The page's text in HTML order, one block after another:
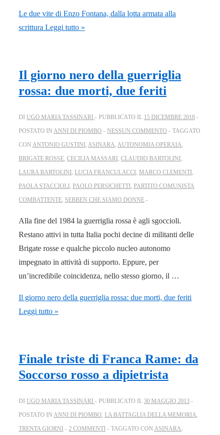
Le due vite di Enzo Fontana, dalla lotta armata alla
scrittura Leggi tutto »
Il giorno nero della guerriglia
rossa: due morti, due feriti
DI UGO MARIA TASSINARI PUBBLICATO IL 15 DICEMBRE 2018
POSTATO IN ANNI DI PIOMBO NESSUN COMMENTO
TAGGATO
CON ANTONIO GUSTINI ASINARA AUTONOMIA OPERAIA
BRIGATE ROSSE CECILIA MASSARI CLAUDIO BARTOLINI
LAURA BARTOLINI LUCIA FRANCULACCI MARCO CLEMENTI
PAOLA STACCIOLI PAOLO PERSICHETTI PARTITO COMUNISTA
COMBATTENTE SEBBEN CHE SIAMO DONNE
Alla fine del 1984 la guerriglia rossa è agli sgoccioli.
Restano attivi in tutta Italia pochi decine di militanti delle
Brigate rosse e qualche piccolo nucleo autonomo
impegnato in attività di supporto. Eppure, per
un’incredibile coincidenza, nello stesso giorno, il …
Il giorno nero della guerriglia rossa: due morti, due feriti
Leggi tutto »
Finale triste di Franca Rame: da
Soccorso rosso a dipietrista
DI UGO MARIA TASSINARI PUBBLICATO IL 30 MAGGIO 2013
POSTATO IN ANNI DI PIOMBO, LA BATTAGLIA DELLA MEMORIA,
TRENTA GIORNI
2 COMMENTI TAGGATO CON ASINARA,